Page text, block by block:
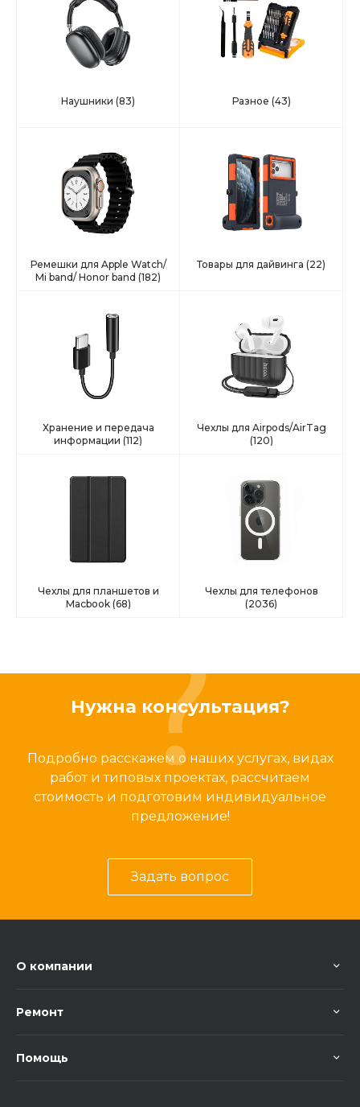
Наушники (83) Разное (43)
Ремешки для Apple Watch/
Mi band/ Honor band (182)
Товары для дайвинга (22)
Хранение и передача
информации (112)
Чехлы для Airpods/AirTag
(120)
Чехлы для планшетов и
Macbook (68)
Чехлы для телефонов
(2036)
Нужна консультация?
Подробно расскажем о наших услугах, видах
работ и типовых проектах, рассчитаем
стоимость и подготовим индивидуальное
предложение!
Задать вопрос
О компании
Ремонт
Помощь